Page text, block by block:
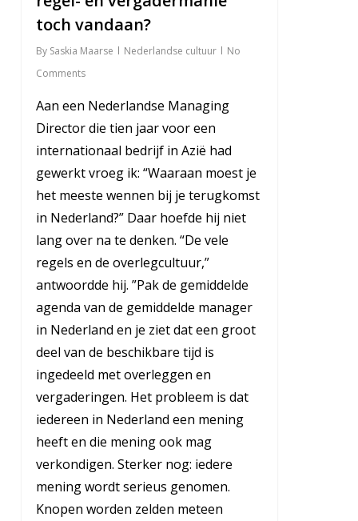
toch vandaan?
By Saskia Maarse Nederlandse cultuur
No
Comments
Aan een Nederlandse Managing
Director die tien jaar voor een
internationaal bedrijf in Azië had
gewerkt vroeg ik: “Waaraan moest je
het meeste wennen bij je terugkomst
in Nederland?” Daar hoefde hij niet
lang over na te denken. “De vele
regels en de overlegcultuur,”
antwoordde hij. ”Pak de gemiddelde
agenda van de gemiddelde manager
in Nederland en je ziet dat een groot
deel van de beschikbare tijd is
ingedeeld met overleggen en
vergaderingen. Het probleem is dat
iedereen in Nederland een mening
heeft en die mening ook mag
verkondigen. Sterker nog: iedere
mening wordt serieus genomen.
Knopen worden zelden meteen